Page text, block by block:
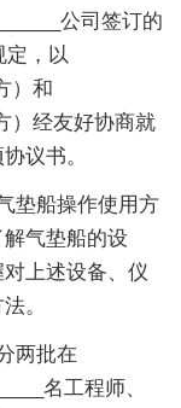
公司签订的
定，以
）和
）经友好协商就
议书。
垫船操作使用方
气垫船的设
上述设备、仪
。
两批在
名工程师、